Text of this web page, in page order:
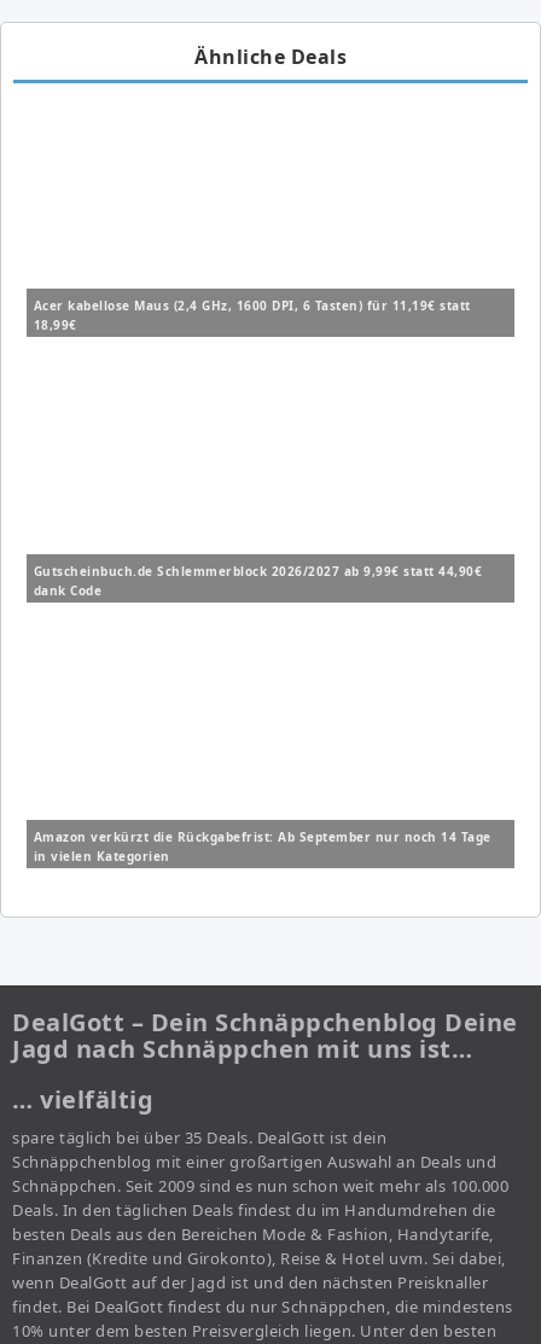
Ähnliche Deals
Acer kabellose Maus (2,4 GHz, 1600 DPI, 6 Tasten) für 11,19€ statt
18,99€
Gutscheinbuch.de Schlemmerblock 2026/2027 ab 9,99€ statt 44,90€
dank Code
Amazon verkürzt die Rückgabefrist: Ab September nur noch 14 Tage
in vielen Kategorien
DealGott – Dein Schnäppchenblog Deine
Jagd nach Schnäppchen mit uns ist…
… vielfältig
spare täglich bei über 35 Deals. DealGott ist dein
Schnäppchenblog mit einer großartigen Auswahl an Deals und
Schnäppchen. Seit 2009 sind es nun schon weit mehr als 100.000
Deals. In den täglichen Deals findest du im Handumdrehen die
besten Deals aus den Bereichen Mode & Fashion, Handytarife,
Finanzen (Kredite und Girokonto), Reise & Hotel uvm. Sei dabei,
wenn DealGott auf der Jagd ist und den nächsten Preisknaller
findet. Bei DealGott findest du nur Schnäppchen, die mindestens
10% unter dem besten Preisvergleich liegen. Unter den besten